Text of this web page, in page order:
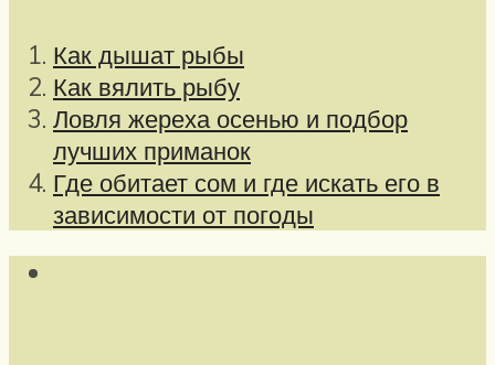
Как дышат рыбы
Как вялить рыбу
Ловля жереха осенью и подбор
лучших приманок
Где обитает сом и где искать его в
зависимости от погоды